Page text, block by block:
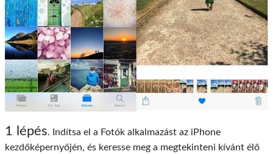
1 lépés. Indítsa el a Fotók alkalmazást az iPhone
kezdőképernyőjén, és keresse meg a megtekinteni kívánt élő